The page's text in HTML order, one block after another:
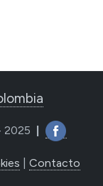
2025
Contacto